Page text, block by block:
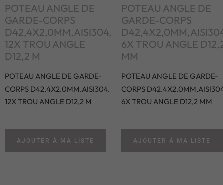
POTEAU ANGLE DE
GARDE-CORPS
D42,4X2,0MM,AISI304,
12X TROU ANGLE
D12,2 M
POTEAU ANGLE DE GARDE-
CORPS D42,4X2,0MM,AISI304,
12X TROU ANGLE D12,2 M
AJOUTER À MA LISTE
POTEAU ANGLE DE
GARDE-CORPS
6X TROU ANGLE
MM
POTEAU ANGLE DE GARDE-
CORPS
6X TROU ANGLE D12,2 MM
AJOUTER À MA LISTE